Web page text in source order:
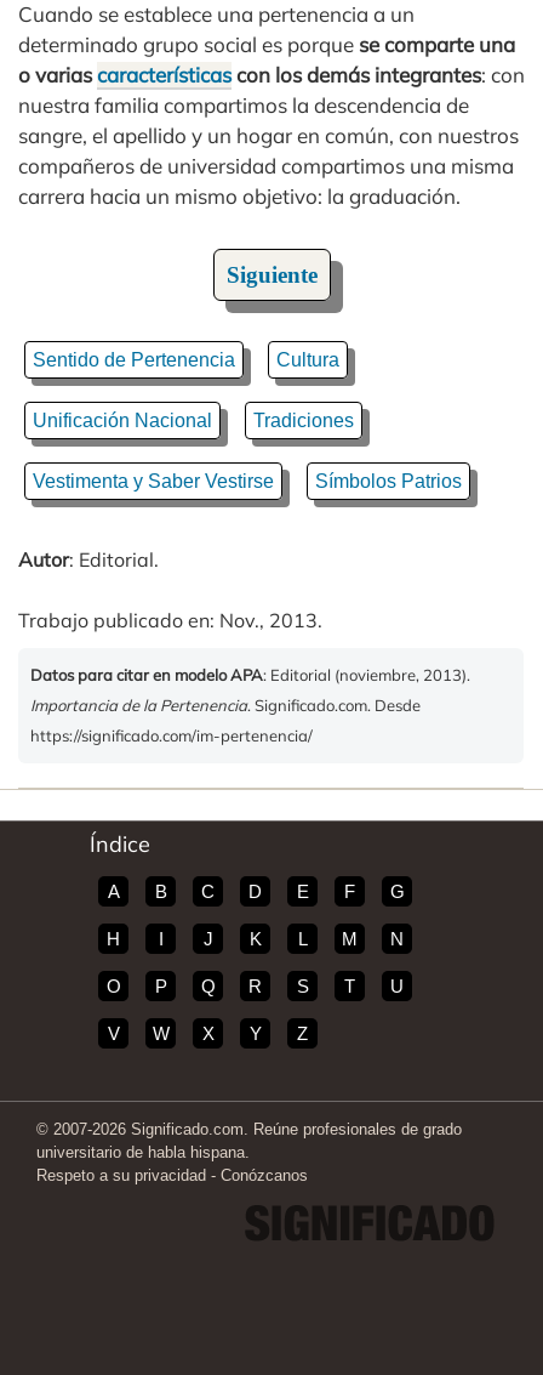
Cuando se establece una pertenencia a un
determinado grupo social es porque se comparte una
o variascaracterísticascon los demás integrantes: con
nuestra familia compartimos la descendencia de
sangre, el apellido y un hogar en común, con nuestros
compañeros de universidad compartimos una misma
carrera hacia un mismo objetivo: la graduación.
Siguiente
Sentido de Pertenencia Cultura
Unificación Nacional Tradiciones
Vestimenta y Saber Vestirse Símbolos Patrios
Autor: Editorial.
Trabajo publicado en: Nov., 2013.
Datos para citar en modelo APA: Editorial (noviembre, 2013).
Importancia de la Pertenencia. Significado.com. Desde
https://significado.com/im-pertenencia/
Índice
A B C D E F G
H I J K L M N
O P Q R S T U
V W X Y Z
© 2007-2026 Significado.com. Reúne profesionales de grado
universitario de habla hispana.
Respeto a su privacidad - Conózcanos